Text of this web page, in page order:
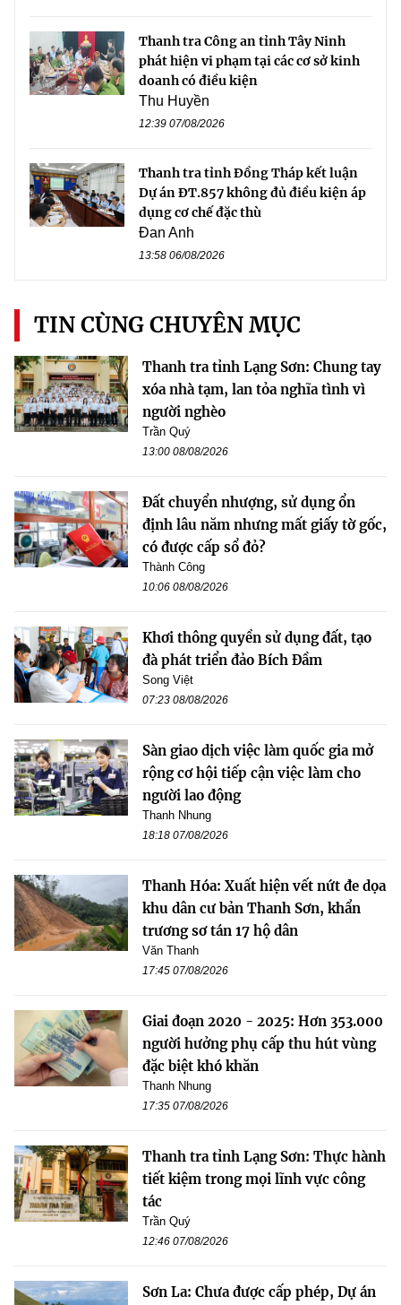
Thanh tra Công an tỉnh Tây Ninh
phát hiện vi phạm tại các cơ sở kinh
doanh có điều kiện
Thu Huyền
12:39 07/08/2026
Thanh tra tỉnh Đồng Tháp kết luận
Dự án ĐT.857 không đủ điều kiện áp
dụng cơ chế đặc thù
Đan Anh
13:58 06/08/2026
TIN CÙNG CHUYÊN MỤC
Thanh tra tỉnh Lạng Sơn: Chung tay
xóa nhà tạm, lan tỏa nghĩa tình vì
người nghèo
Trần Quý
13:00 08/08/2026
Đất chuyển nhượng, sử dụng ổn
định lâu năm nhưng mất giấy tờ gốc,
có được cấp sổ đỏ?
Thành Công
10:06 08/08/2026
Khơi thông quyền sử dụng đất, tạo
đà phát triển đảo Bích Đầm
Song Việt
07:23 08/08/2026
Sàn giao dịch việc làm quốc gia mở
rộng cơ hội tiếp cận việc làm cho
người lao động
Thanh Nhung
18:18 07/08/2026
Thanh Hóa: Xuất hiện vết nứt đe dọa
khu dân cư bản Thanh Sơn, khẩn
trương sơ tán 17 hộ dân
Văn Thanh
17:45 07/08/2026
Giai đoạn 2020 - 2025: Hơn 353.000
người hưởng phụ cấp thu hút vùng
đặc biệt khó khăn
Thanh Nhung
17:35 07/08/2026
Thanh tra tỉnh Lạng Sơn: Thực hành
tiết kiệm trong mọi lĩnh vực công
tác
Trần Quý
12:46 07/08/2026
Sơn La: Chưa được cấp phép, Dự án